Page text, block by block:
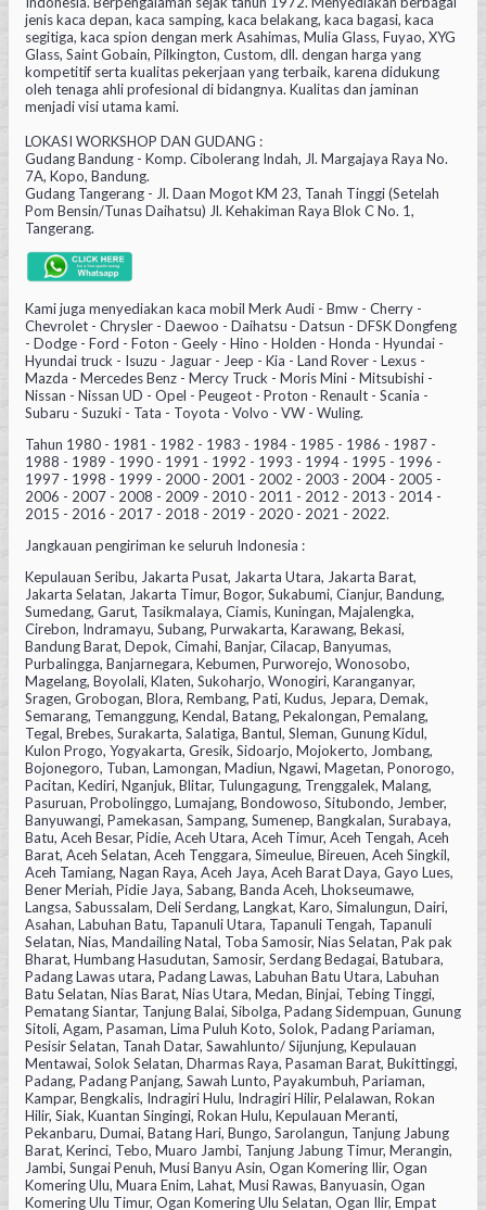
jenis kaca depan, kaca samping, kaca belakang, kaca bagasi, kaca
segitiga, kaca spion dengan merk Asahimas, Mulia Glass, Fuyao, XYG
Glass, Saint Gobain, Pilkington, Custom, dll. dengan harga yang
kompetitif serta kualitas pekerjaan yang terbaik, karena didukung
oleh tenaga ahli profesional di bidangnya. Kualitas dan jaminan
menjadi visi utama kami.
LOKASI WORKSHOP DAN GUDANG :
Gudang Bandung - Komp. Cibolerang Indah, Jl. Margajaya Raya No.
7A, Kopo, Bandung.
Gudang Tangerang - Jl. Daan Mogot KM 23, Tanah Tinggi (Setelah
Pom Bensin/Tunas Daihatsu) Jl. Kehakiman Raya Blok C No. 1,
Tangerang.
Kami juga menyediakan kaca mobil Merk Audi - Bmw - Cherry -
Chevrolet - Chrysler - Daewoo - Daihatsu - Datsun - DFSK Dongfeng
- Dodge - Ford - Foton - Geely - Hino - Holden - Honda - Hyundai -
Hyundai truck - Isuzu - Jaguar - Jeep - Kia - Land Rover - Lexus -
Mazda - Mercedes Benz - Mercy Truck - Moris Mini - Mitsubishi -
Nissan - Nissan UD - Opel - Peugeot - Proton - Renault - Scania -
Subaru - Suzuki - Tata - Toyota - Volvo - VW - Wuling.
Tahun 1980 - 1981 - 1982 - 1983 - 1984 - 1985 - 1986 - 1987 -
1988 - 1989 - 1990 - 1991 - 1992 - 1993 - 1994 - 1995 - 1996 -
1997 - 1998 - 1999 - 2000 - 2001 - 2002 - 2003 - 2004 - 2005 -
2006 - 2007 - 2008 - 2009 - 2010 - 2011 - 2012 - 2013 - 2014 -
2015 - 2016 - 2017 - 2018 - 2019 - 2020 - 2021 - 2022.
Jangkauan pengiriman ke seluruh Indonesia :
Kepulauan Seribu, Jakarta Pusat, Jakarta Utara, Jakarta Barat,
Jakarta Selatan, Jakarta Timur, Bogor, Sukabumi, Cianjur, Bandung,
Sumedang, Garut, Tasikmalaya, Ciamis, Kuningan, Majalengka,
Cirebon, Indramayu, Subang, Purwakarta, Karawang, Bekasi,
Bandung Barat, Depok, Cimahi, Banjar, Cilacap, Banyumas,
Purbalingga, Banjarnegara, Kebumen, Purworejo, Wonosobo,
Magelang, Boyolali, Klaten, Sukoharjo, Wonogiri, Karanganyar,
Sragen, Grobogan, Blora, Rembang, Pati, Kudus, Jepara, Demak,
Semarang, Temanggung, Kendal, Batang, Pekalongan, Pemalang,
Tegal, Brebes, Surakarta, Salatiga, Bantul, Sleman, Gunung Kidul,
Kulon Progo, Yogyakarta, Gresik, Sidoarjo, Mojokerto, Jombang,
Bojonegoro, Tuban, Lamongan, Madiun, Ngawi, Magetan, Ponorogo,
Pacitan, Kediri, Nganjuk, Blitar, Tulungagung, Trenggalek, Malang,
Pasuruan, Probolinggo, Lumajang, Bondowoso, Situbondo, Jember,
Banyuwangi, Pamekasan, Sampang, Sumenep, Bangkalan, Surabaya,
Batu, Aceh Besar, Pidie, Aceh Utara, Aceh Timur, Aceh Tengah, Aceh
Barat, Aceh Selatan, Aceh Tenggara, Simeulue, Bireuen, Aceh Singkil,
Aceh Tamiang, Nagan Raya, Aceh Jaya, Aceh Barat Daya, Gayo Lues,
Bener Meriah, Pidie Jaya, Sabang, Banda Aceh, Lhokseumawe,
Langsa, Sabussalam, Deli Serdang, Langkat, Karo, Simalungun, Dairi,
Asahan, Labuhan Batu, Tapanuli Utara, Tapanuli Tengah, Tapanuli
Selatan, Nias, Mandailing Natal, Toba Samosir, Nias Selatan, Pak pak
Bharat, Humbang Hasudutan, Samosir, Serdang Bedagai, Batubara,
Padang Lawas utara, Padang Lawas, Labuhan Batu Utara, Labuhan
Batu Selatan, Nias Barat, Nias Utara, Medan, Binjai, Tebing Tinggi,
Pematang Siantar, Tanjung Balai, Sibolga, Padang Sidempuan, Gunung
Sitoli, Agam, Pasaman, Lima Puluh Koto, Solok, Padang Pariaman,
Pesisir Selatan, Tanah Datar, Sawahlunto/ Sijunjung, Kepulauan
Mentawai, Solok Selatan, Dharmas Raya, Pasaman Barat, Bukittinggi,
Padang, Padang Panjang, Sawah Lunto, Payakumbuh, Pariaman,
Kampar, Bengkalis, Indragiri Hulu, Indragiri Hilir, Pelalawan, Rokan
Hilir, Siak, Kuantan Singingi, Rokan Hulu, Kepulauan Meranti,
Pekanbaru, Dumai, Batang Hari, Bungo, Sarolangun, Tanjung Jabung
Barat, Kerinci, Tebo, Muaro Jambi, Tanjung Jabung Timur, Merangin,
Jambi, Sungai Penuh, Musi Banyu Asin, Ogan Komering Ilir, Ogan
Komering Ulu, Muara Enim, Lahat, Musi Rawas, Banyuasin, Ogan
Komering Ulu Timur, Ogan Komering Ulu Selatan, Ogan Ilir, Empat